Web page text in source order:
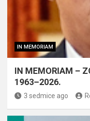
IN MEMORIAM
IN MEMORIAM –
1963–2026.
3 sedmice ago